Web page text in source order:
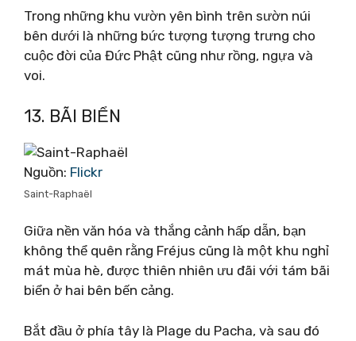
Trong những khu vườn yên bình trên sườn núi
bên dưới là những bức tượng tượng trưng cho
cuộc đời của Đức Phật cũng như rồng, ngựa và
voi.
13. BÃI BIỂN
Nguồn: Flickr
Saint-Raphaël
Giữa nền văn hóa và thắng cảnh hấp dẫn, bạn
không thể quên rằng Fréjus cũng là một khu nghỉ
mát mùa hè, được thiên nhiên ưu đãi với tám bãi
biển ở hai bên bến cảng.
Bắt đầu ở phía tây là Plage du Pacha, và sau đó